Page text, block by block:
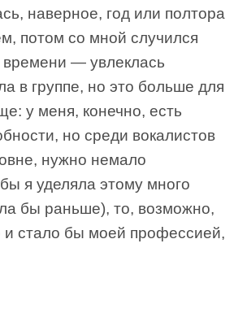
наверное, год или полтора
потом со мной случился
— увлеклась
в группе, но это больше для
у меня, конечно, есть
но среди вокалистов
нужно немало
я уделяла этому много
бы раньше), то, возможно,
и стало бы моей профессией,